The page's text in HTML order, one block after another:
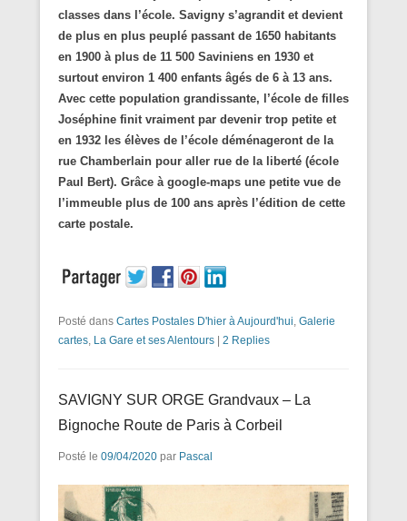
classes dans l’école. Savigny s’agrandit et devient
de plus en plus peuplé passant de 1650 habitants
en 1900 à plus de 11 500 Saviniens en 1930 et
surtout environ 1 400 enfants âgés de 6 à 13 ans.
Avec cette population grandissante, l’école de filles
Joséphine finit vraiment par devenir trop petite et
en 1932 les élèves de l’école déménageront de la
rue Chamberlain pour aller rue de la liberté (école
Paul Bert). Grâce à google-maps une petite vue de
l’immeuble plus de 100 ans après l’édition de cette
carte postale.
Posté dans Cartes Postales D'hier à Aujourd'hui, Galerie
cartes, La Gare et ses Alentours 2 Replies
SAVIGNY SUR ORGE Grandvaux – La
Bignoche Route de Paris à Corbeil
Posté le 09/04/2020 par Pascal